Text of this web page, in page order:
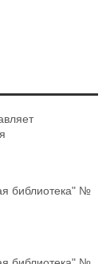
библиотека" №